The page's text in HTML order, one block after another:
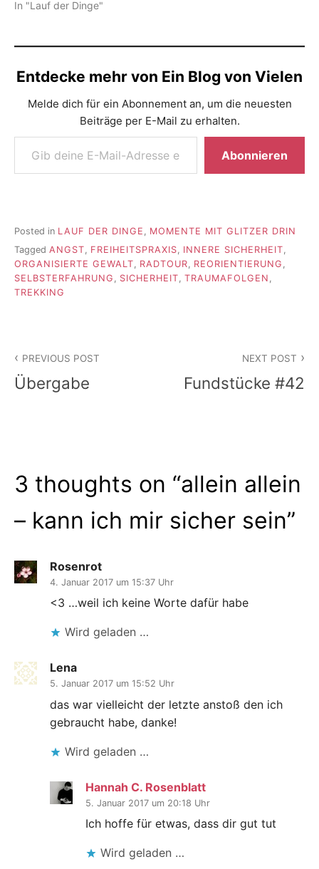
In "Lauf der Dinge"
Entdecke mehr von Ein Blog von Vielen
Melde dich für ein Abonnement an, um die neuesten
Beiträge per E-Mail zu erhalten.
Gib deine E-Mail-Adresse ein ...
Abonnieren
Posted in LAUF DER DINGE
MOMENTE MIT GLITZER DRIN
Tagged ANGST, FREIHEITSPRAXIS, INNERE SICHERHEIT,
ORGANISIERTE GEWALT, RADTOUR, REORIENTIERUNG ,
SELBSTERFAHRUNG , SICHERHEIT, TRAUMAFOLGEN ,
TREKKING
PREVIOUS POST
Übergabe
NEXT POST
Fundstücke #42
3 thoughts on “allein allein
– kann ich mir sicher sein”
Rosenrot
4. Januar 2017 um 15:37 Uhr
<3 …weil ich keine Worte dafür habe
Wird geladen …
Lena
5. Januar 2017 um 15:52 Uhr
das war vielleicht der letzte anstoß den ich
gebraucht habe, danke!
Wird geladen …
Hannah C. Rosenblatt
5. Januar 2017 um 20:18 Uhr
Ich hoffe für etwas, dass dir gut tut
Wird geladen …